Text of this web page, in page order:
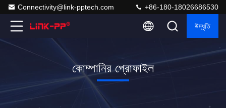
Connectivity@link-pptech.com +86-180-18026686530
উদ্ধৃতি
কোম্পানির প্রোফাইল